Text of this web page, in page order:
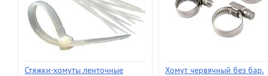
Стяжки-хомуты ленточные
Хомут червячный без бар.